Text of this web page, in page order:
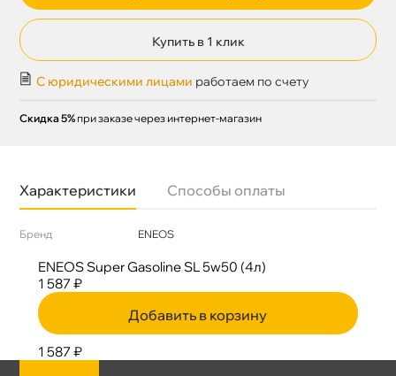
Купить в 1 клик
С юридическими лицами работаем по счету
Скидка 5% при заказе через интернет-магазин
Характеристики Способы оплаты
Бренд ENEOS
ENEOS Super Gasoline SL 5w50 (4л)
1 587 ₽
Добавить в корзину
1 587 ₽